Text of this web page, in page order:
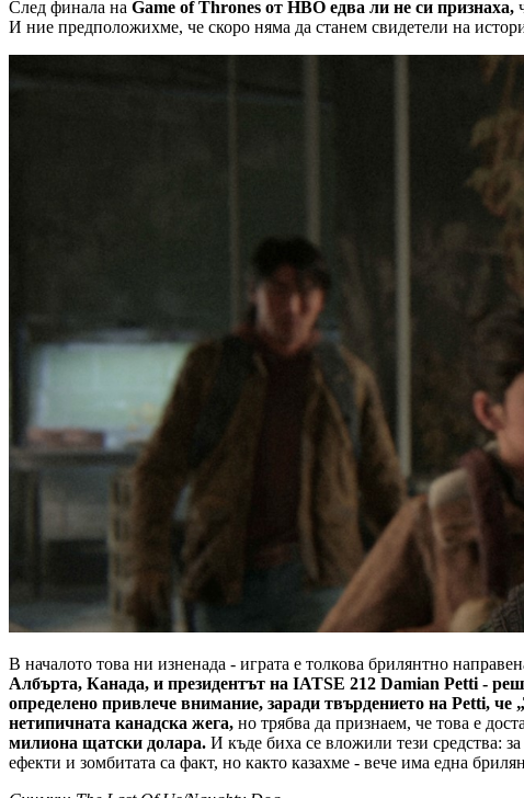
След финала на Game of Thrones от HBO едва ли не си признаха,
И ние предположихме, че скоро няма да станем свидетели на
В началото това ни изненада - играта е толкова брилянтно
Албърта, Канада, и президентът на IATSE 212 Damian Petti -
определено привлече внимание, заради твърдението на Petti, че
нетипичната канадска жега, но трябва да признаем, че това е
милиона щатски долара. И къде биха се вложили тези средства:
ефекти и зомбитата са факт, но както казахме - вече има една